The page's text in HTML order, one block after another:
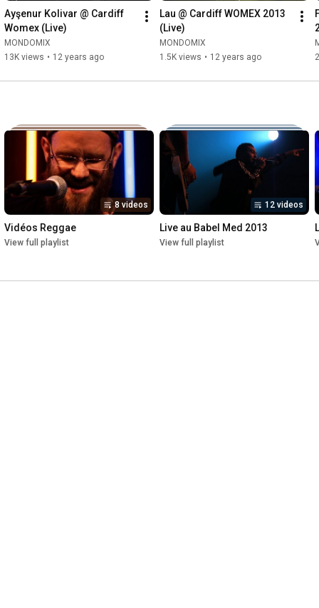
Ayşenur Kolivar @ Cardiff
Womex (Live)
MONDOMIX
13K views • 12 years ago
Lau @ Cardiff WOMEX 2013
(Live)
MONDOMIX
1.5K views • 12 years ago
8 videos
Vidéos Reggae
View full playlist
12 videos
Live au Babel Med 2013
View full playlist